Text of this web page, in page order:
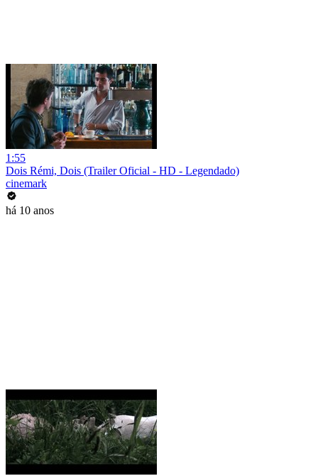
1:55
Dois Rémi, Dois (Trailer Oficial - HD - Legendado)
cinemark
há 10 anos